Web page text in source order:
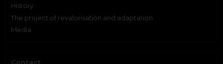
History
The project of revalorisation and adaptation
Media
Contact